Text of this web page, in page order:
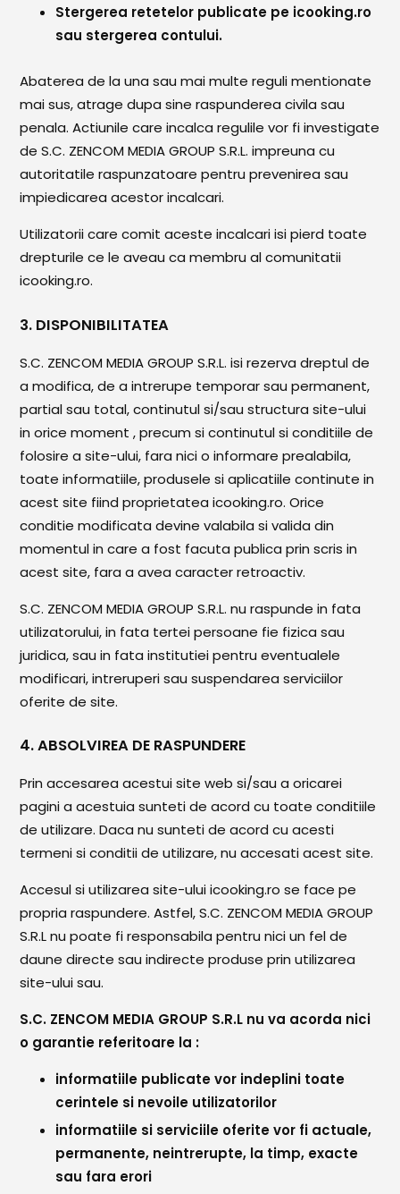
Stergerea retetelor publicate pe icooking.ro
sau stergerea contului.
Abaterea de la una sau mai multe reguli mentionate
mai sus, atrage dupa sine raspunderea civila sau
penala. Actiunile care incalca regulile vor fi investigate
de S.C. ZENCOM MEDIA GROUP S.R.L. impreuna cu
autoritatile raspunzatoare pentru prevenirea sau
impiedicarea acestor incalcari.
Utilizatorii care comit aceste incalcari isi pierd toate
drepturile ce le aveau ca membru al comunitatii
icooking.ro.
3. DISPONIBILITATEA
S.C. ZENCOM MEDIA GROUP S.R.L. isi rezerva dreptul de
a modifica, de a intrerupe temporar sau permanent,
partial sau total, continutul si/sau structura site-ului
in orice moment , precum si continutul si conditiile de
folosire a site-ului, fara nici o informare prealabila,
toate informatiile, produsele si aplicatiile continute in
acest site fiind proprietatea icooking.ro. Orice
conditie modificata devine valabila si valida din
momentul in care a fost facuta publica prin scris in
acest site, fara a avea caracter retroactiv.
S.C. ZENCOM MEDIA GROUP S.R.L. nu raspunde in fata
utilizatorului, in fata tertei persoane fie fizica sau
juridica, sau in fata institutiei pentru eventualele
modificari, intreruperi sau suspendarea serviciilor
oferite de site.
4. ABSOLVIREA DE RASPUNDERE
Prin accesarea acestui site web si/sau a oricarei
pagini a acestuia sunteti de acord cu toate conditiile
de utilizare. Daca nu sunteti de acord cu acesti
termeni si conditii de utilizare, nu accesati acest site.
Accesul si utilizarea site-ului icooking.ro se face pe
propria raspundere. Astfel, S.C. ZENCOM MEDIA GROUP
S.R.L nu poate fi responsabila pentru nici un fel de
daune directe sau indirecte produse prin utilizarea
site-ului sau.
S.C. ZENCOM MEDIA GROUP S.R.L nu va acorda nici
o garantie referitoare la :
informatiile publicate vor indeplini toate
cerintele si nevoile utilizatorilor
informatiile si serviciile oferite vor fi actuale,
permanente, neintrerupte, la timp, exacte
sau fara erori